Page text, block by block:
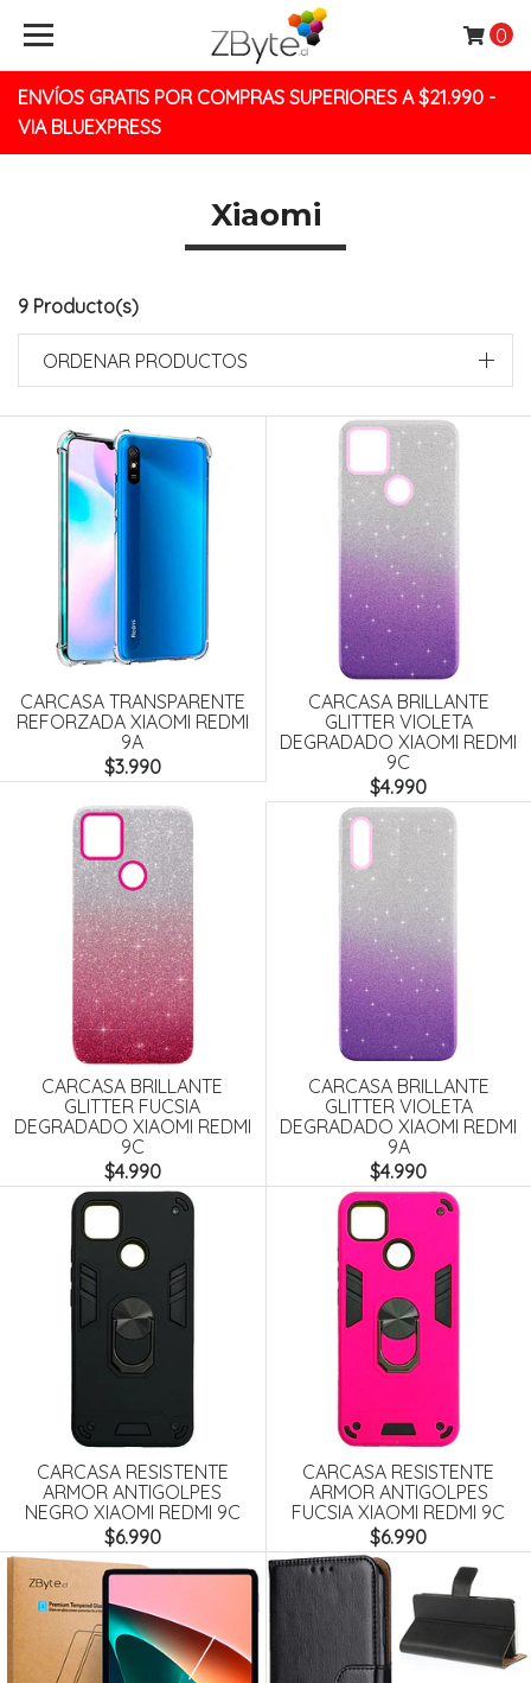
ENVÍOS GRATIS POR COMPRAS SUPERIORES A $21.990 -
VIA BLUEXPRESS
0
Xiaomi
9 Producto(s)
ORDENAR PRODUCTOS
CARCASA TRANSPARENTE
REFORZADA XIAOMI REDMI
9A
$3.990
CARCASA BRILLANTE
GLITTER VIOLETA
DEGRADADO XIAOMI REDMI
9C
$4.990
CARCASA BRILLANTE
GLITTER FUCSIA
DEGRADADO XIAOMI REDMI
9C
$4.990
CARCASA BRILLANTE
GLITTER VIOLETA
DEGRADADO XIAOMI REDMI
9A
$4.990
CARCASA RESISTENTE
ARMOR ANTIGOLPES
NEGRO XIAOMI REDMI 9C
$6.990
CARCASA RESISTENTE
ARMOR ANTIGOLPES
FUCSIA XIAOMI REDMI 9C
$6.990